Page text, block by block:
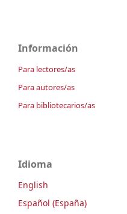
Información
Para lectores/as
Para autores/as
Para bibliotecarios/as
Idioma
English
Español (España)